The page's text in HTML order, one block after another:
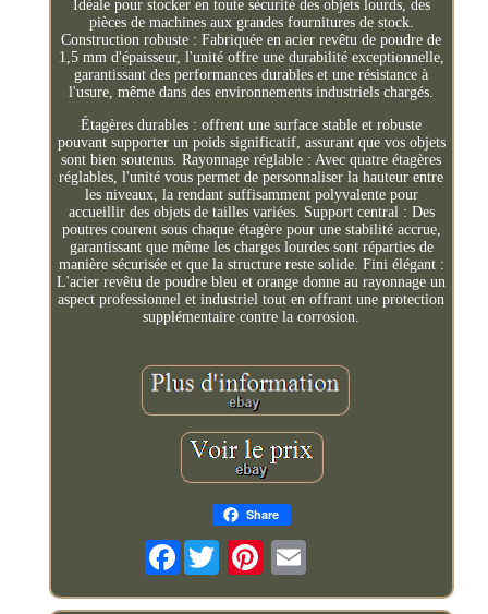
Idéale pour stocker en toute sécurité des objets lourds, des
pièces de machines aux grandes fournitures de stock.
Construction robuste : Fabriquée en acier revêtu de poudre de
1,5 mm d'épaisseur, l'unité offre une durabilité exceptionnelle,
garantissant des performances durables et une résistance à
l'usure, même dans des environnements industriels chargés.
Étagères durables : offrent une surface stable et robuste
pouvant supporter un poids significatif, assurant que vos objets
sont bien soutenus. Rayonnage réglable : Avec quatre étagères
réglables, l'unité vous permet de personnaliser la hauteur entre
les niveaux, la rendant suffisamment polyvalente pour
accueillir des objets de tailles variées. Support central : Des
poutres courent sous chaque étagère pour une stabilité accrue,
garantissant que même les charges lourdes sont réparties de
manière sécurisée et que la structure reste solide. Fini élégant :
L'acier revêtu de poudre bleu et orange donne au rayonnage un
aspect professionnel et industriel tout en offrant une protection
supplémentaire contre la corrosion.
Share
Facebook